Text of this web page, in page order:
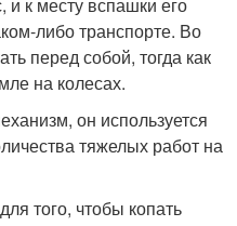
либо транспорте. Во
перед собой, тогда как
на колесах.
он используется
тяжелых работ на
того, чтобы копать